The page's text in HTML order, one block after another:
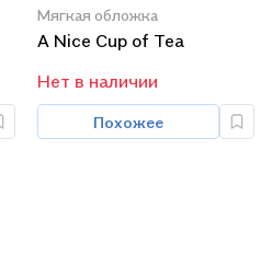
Мягкая обложка
A Nice Cup of Tea
Нет в наличии
Похожее